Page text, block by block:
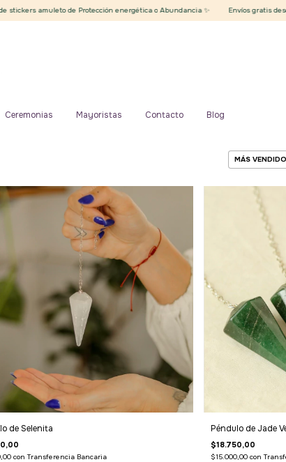
de Protección energética o Abundancia ✨ Envíos gratis desde $50.000
Ceremonias Mayoristas Contacto Blog
de Selenita
con Transferencia Bancaria
Péndulo de Jade
$18.750,00
$15.000,00con